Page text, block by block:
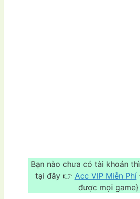
Bạn nào chưa có tài khoản
tại đây 👉 Acc VIP Miễn Phí
được mọi game}